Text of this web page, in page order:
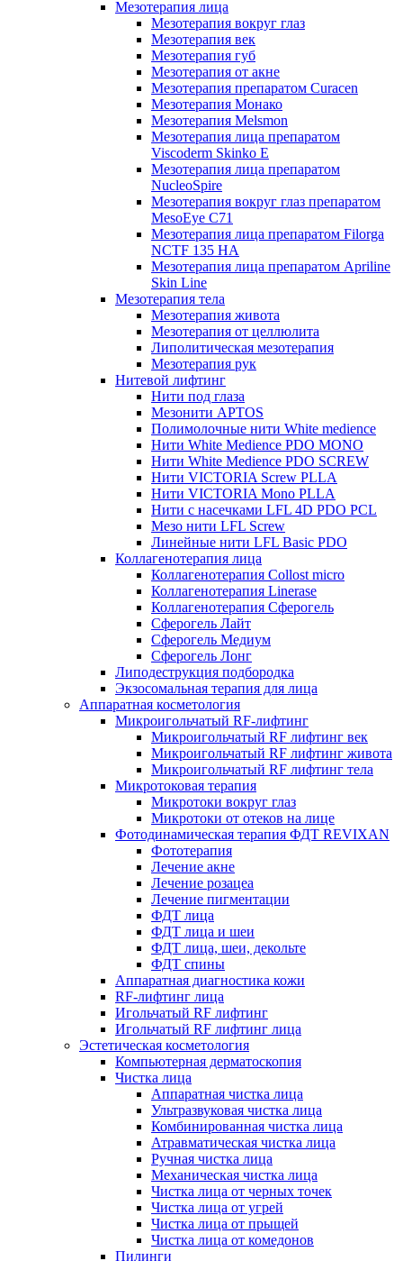
Мезотерапия лица
Мезотерапия вокруг глаз
Мезотерапия век
Мезотерапия губ
Мезотерапия от акне
Мезотерапия препаратом Curacen
Мезотерапия Монако
Мезотерапия Melsmon
Мезотерапия лица препаратом
Viscoderm Skinko E
Мезотерапия лица препаратом
NucleoSpire
Мезотерапия вокруг глаз препаратом
MesoEye С71
Мезотерапия лица препаратом Filorga
NCTF 135 HA
Мезотерапия лица препаратом Apriline
Skin Line
Мезотерапия тела
Мезотерапия живота
Мезотерапия от целлюлита
Липолитическая мезотерапия
Мезотерапия рук
Нитевой лифтинг
Нити под глаза
Мезонити APTOS
Полимолочные нити White medience
Нити White Medience PDO MONO
Нити White Medience PDO SCREW
Нити VICTORIA Screw PLLA
Нити VICTORIA Mono PLLA
Нити с насечками LFL 4D PDO PCL
Мезо нити LFL Screw
Линейные нити LFL Basic PDO
Коллагенотерапия лица
Коллагенотерапия Collost micro
Коллагенотерапия Linerase
Коллагенотерапия Сферогель
Сферогель Лайт
Сферогель Медиум
Сферогель Лонг
Липодеструкция подбородка
Экзосомальная терапия для лица
Аппаратная косметология
Микроигольчатый RF-лифтинг
Микроигольчатый RF лифтинг век
Микроигольчатый RF лифтинг живота
Микроигольчатый RF лифтинг тела
Микротоковая терапия
Микротоки вокруг глаз
Микротоки от отеков на лице
Фотодинамическая терапия ФДТ REVIXAN
Фототерапия
Лечение акне
Лечение розацеа
Лечение пигментации
ФДТ лица
ФДТ лица и шеи
ФДТ лица, шеи, декольте
ФДТ спины
Аппаратная диагностика кожи
RF-лифтинг лица
Игольчатый RF лифтинг
Игольчатый RF лифтинг лица
Эстетическая косметология
Компьютерная дерматоскопия
Чистка лица
Аппаратная чистка лица
Ультразвуковая чистка лица
Комбинированная чистка лица
Атравматическая чистка лица
Ручная чистка лица
Механическая чистка лица
Чистка лица от черных точек
Чистка лица от угрей
Чистка лица от прыщей
Чистка лица от комедонов
Пилинги